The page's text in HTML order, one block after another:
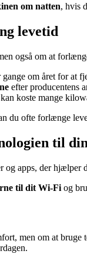
om natten, hvis
levetid
også om at
gange om året for at
efter producentens
koste mange
du ofte forlænge
til
og apps, der
til dit Wi-Fi og
men om at